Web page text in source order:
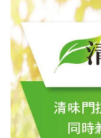
菌
濃